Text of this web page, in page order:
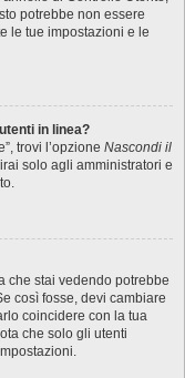
potrebbe non essere
le tue impostazioni e le
in linea?
trovi l’opzione Nascondi il
solo agli amministratori e
che stai vedendo potrebbe
così fosse, devi cambiare
coincidere con la tua
che solo gli utenti